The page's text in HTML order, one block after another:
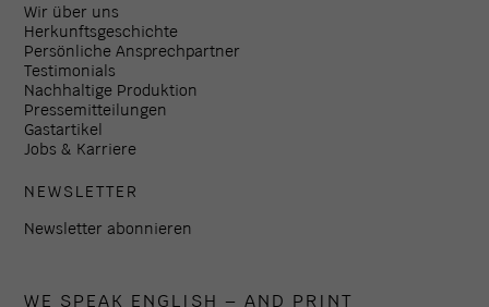
Wir über uns
Herkunftsgeschichte
Persönliche Ansprechpartner
Testimonials
Nachhaltige Produktion
Pressemitteilungen
Gastartikel
Jobs & Karriere
NEWSLETTER
Newsletter abonnieren
WE SPEAK ENGLISH – AND PRINT